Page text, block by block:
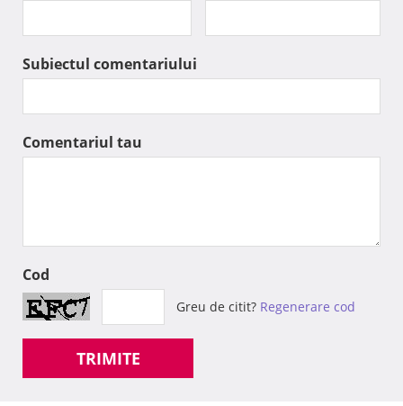
Subiectul comentariului
Comentariul tau
Cod
Greu de citit? Regenerare cod
TRIMITE